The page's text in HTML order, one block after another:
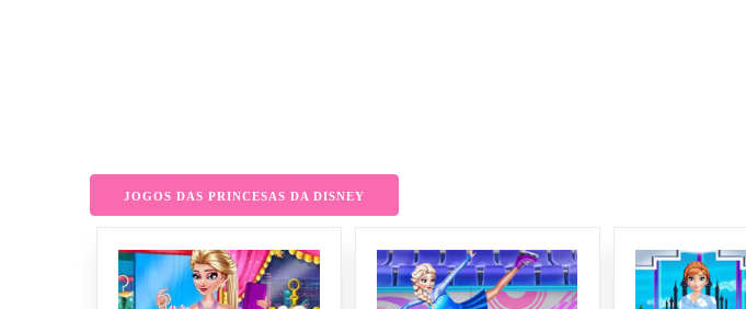
JOGOS DAS PRINCESAS DA DISNEY